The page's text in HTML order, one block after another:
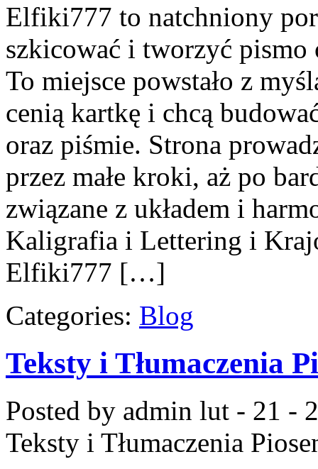
Elfiki777 to natchniony
szkicować i tworzyć pismo
To miejsce powstało z
cenią kartkę i chcą
oraz piśmie. Strona
przez małe kroki, aż po
związane z układem i
Kaligrafia i Lettering i
Elfiki777 […]
Categories: Blog
Teksty i Tłumaczenia
Posted by admin lut - 21 -
Teksty i Tłumaczenia